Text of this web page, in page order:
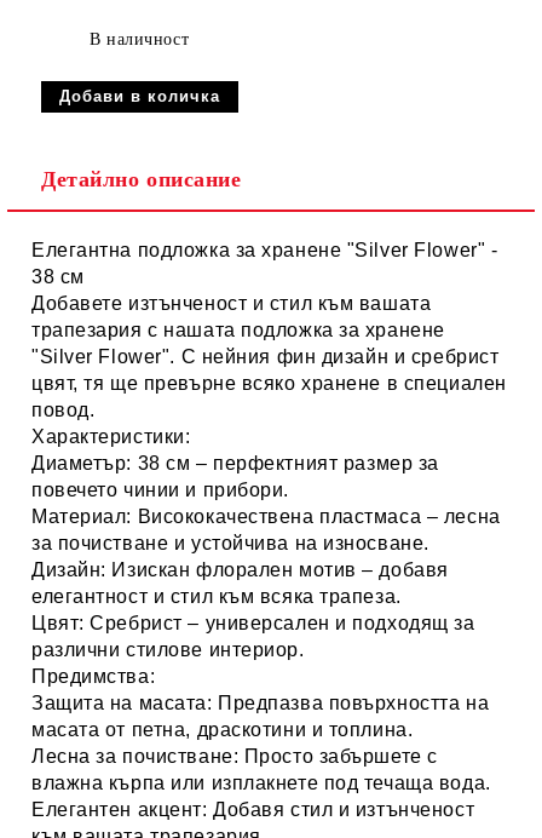
В наличност
Детайлно описание
Елегантна подложка за хранене "Silver Flower" -
38 см
Добавете изтънченост и стил към вашата
трапезария с нашата подложка за хранене
"Silver Flower". С нейния фин дизайн и сребрист
цвят, тя ще превърне всяко хранене в специален
повод.
Характеристики:
Диаметър: 38 см – перфектният размер за
повечето чинии и прибори.
Материал: Висококачествена пластмаса – лесна
за почистване и устойчива на износване.
Дизайн: Изискан флорален мотив – добавя
елегантност и стил към всяка трапеза.
Цвят:Сребрист – универсален и подходящ за
различни стилове интериор.
Предимства:
Защита на масата: Предпазва повърхността на
масата от петна, драскотини и топлина.
Лесна за почистване: Просто забършете с
влажна кърпа или изплакнете под течаща вода.
Елегантен акцент: Добавя стил и изтънченост